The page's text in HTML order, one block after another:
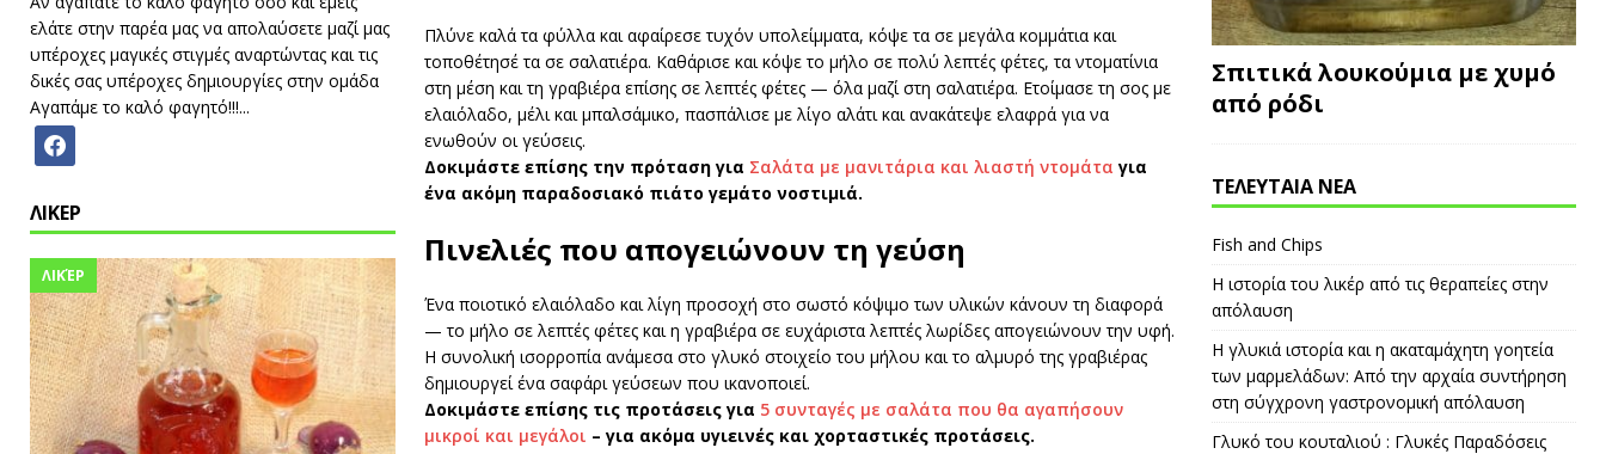
Πλύνε καλά τα φύλλα και αφαίρεσε τυχόν υπολείμματα, κόψε τα σε μεγάλα κομμάτια και
τοποθέτησέ τα σε σαλατιέρα. Καθάρισε και κόψε το μήλο σε πολύ λεπτές φέτες, τα ντοματίνια
στη μέση και τη γραβιέρα επίσης σε λεπτές φέτες — όλα μαζί στη σαλατιέρα. Ετοίμασε τη σος με
ελαιόλαδο, μέλι και μπαλσάμικο, πασπάλισε με λίγο αλάτι και ανακάτεψε ελαφρά για να
ενωθούν οι γεύσεις.
Δοκιμάστε επίσης την πρόταση για Σαλάτα με μανιτάρια και λιαστή ντομάτα για
ένα ακόμη παραδοσιακό πιάτο γεμάτο νοστιμιά.
Πινελιές που απογειώνουν τη γεύση
Ένα ποιοτικό ελαιόλαδο και λίγη προσοχή στο σωστό κόψιμο των υλικών κάνουν τη διαφορά
— το μήλο σε λεπτές φέτες και η γραβιέρα σε ευχάριστα λεπτές λωρίδες απογειώνουν την υφή.
Η συνολική ισορροπία ανάμεσα στο γλυκό στοιχείο του μήλου και το αλμυρό της γραβιέρας
δημιουργεί ένα σαφάρι γεύσεων που ικανοποιεί.
Δοκιμάστε επίσης τις προτάσεις για 5 συνταγές με σαλάτα που θα αγαπήσουν
μικροί και μεγάλοι – για ακόμα υγιεινές και χορταστικές προτάσεις.
ελάτε στην παρέα μας να απολαύσετε μαζί μας
υπέροχες μαγικές στιγμές αναρτώντας και τις
δικές σας υπέροχες δημιουργίες στην ομάδα
Αγαπάμε το καλό φαγητό!!!...
ΛΙΚΕΡ
ΛΙΚΈΡ
Σπιτικά λουκούμια με χυμό
από ρόδι
ΤΕΛΕΥΤΑΙΑ ΝΕΑ
Fish and Chips
Η ιστορία του λικέρ από τις θεραπείες στην
απόλαυση
Η γλυκιά ιστορία και η ακαταμάχητη γοητεία
των μαρμελάδων: Από την αρχαία συντήρηση
στη σύγχρονη γαστρονομική απόλαυση
Γλυκό του κουταλιού : Γλυκές Παραδόσεις